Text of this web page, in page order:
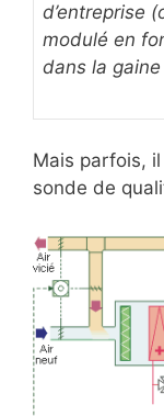
d’entreprise
modulé en
dans la gaine
Mais parfois,
sonde de